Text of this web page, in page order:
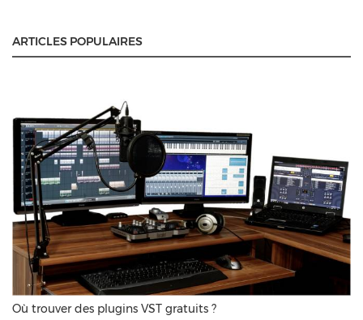
ARTICLES POPULAIRES
Où trouver des plugins VST gratuits ?